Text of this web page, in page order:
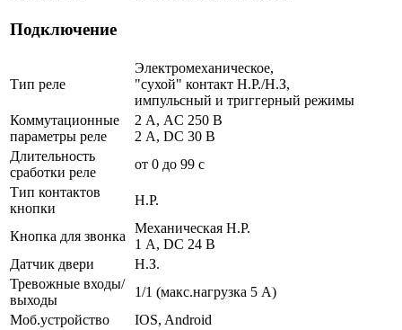
Подключение
Тип реле
Электромеханическое,
"сухой" контакт Н.Р./Н.З,
импульсный и триггерный режимы
Коммутационные
параметры реле
2 А, AC 250 В
2 А, DC 30 В
Длительность
сработки реле
от 0 до 99 с
Тип контактов
кнопки
Н.Р.
Кнопка для звонка
Механическая Н.Р.
1 A, DC 24 В
Датчик двери
Н.З.
Тревожные входы/
выходы
1/1 (макс.нагрузка 5 А)
Моб.устройство
IOS, Android